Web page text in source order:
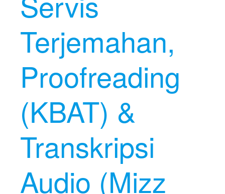
Terjemahan,
Proofreading
(KBAT) &
Transkripsi
Audio (Mizz